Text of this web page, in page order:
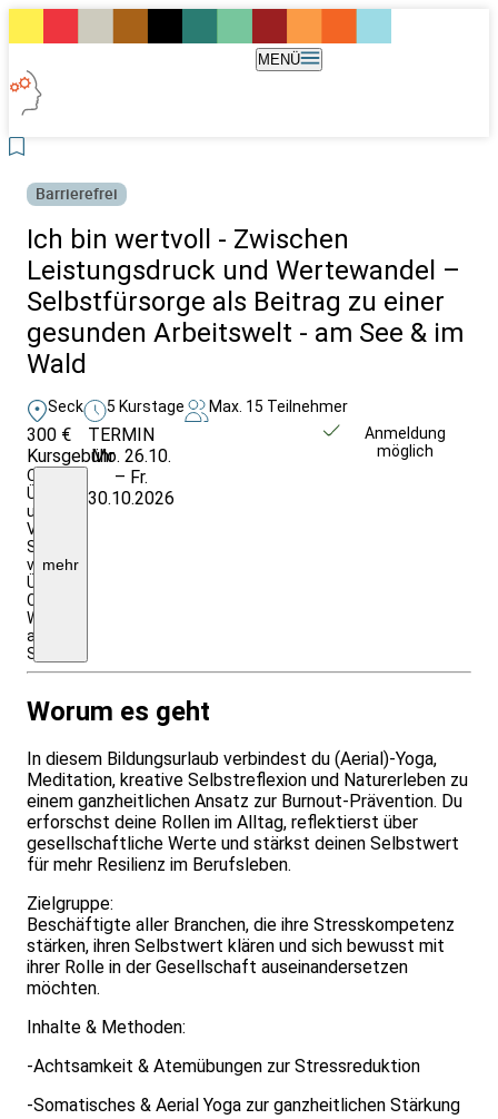
MENÜ
Barrierefrei
Ich bin wertvoll - Zwischen
Leistungsdruck und Wertewandel –
Selbstfürsorge als Beitrag zu einer
gesunden Arbeitswelt - am See & im
Wald
Seck 5 Kurstage Max. 15 Teilnehmer
300 €
Kursgebühr
Ohne
Übernachtung
und
Verpflegung!
Seminarküche
vorhanden.
Übernachtungsmöglichkeiten:
Campingpark
Weiherhof
am
See
mehr
TERMIN
Mo. 26.10.
– Fr.
30.10.2026
Anmeldung
möglich
Worum es geht
In diesem Bildungsurlaub verbindest du (Aerial)-Yoga,
Meditation, kreative Selbstreflexion und Naturerleben zu
einem ganzheitlichen Ansatz zur Burnout-Prävention. Du
erforschst deine Rollen im Alltag, reflektierst über
gesellschaftliche Werte und stärkst deinen Selbstwert
für mehr Resilienz im Berufsleben.
Zielgruppe:
Beschäftigte aller Branchen, die ihre Stresskompetenz
stärken, ihren Selbstwert klären und sich bewusst mit
ihrer Rolle in der Gesellschaft auseinandersetzen
möchten.
Inhalte & Methoden:
-Achtsamkeit & Atemübungen zur Stressreduktion
-Somatisches & Aerial Yoga zur ganzheitlichen Stärkung